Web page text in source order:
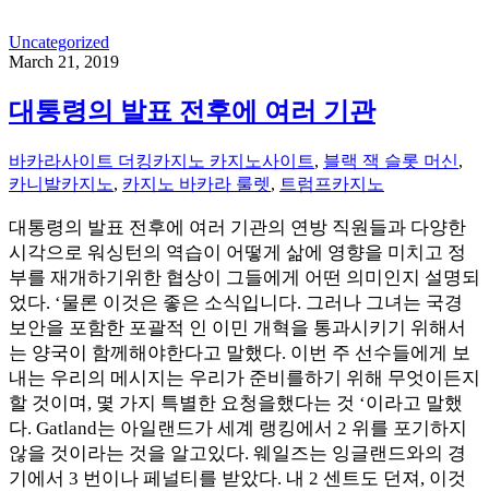
Uncategorized
March 21, 2019
대통령의 발표 전후에 여러 기관
바카라사이트 더킹카지노 카지노사이트, 블랙 잭 슬롯 머신,
카니발카지노, 카지노 바카라 룰렛, 트럼프카지노
대통령의 발표 전후에 여러 기관의 연방 직원들과 다양한
시각으로 워싱턴의 역습이 어떻게 삶에 영향을 미치고 정
부를 재개하기위한 협상이 그들에게 어떤 의미인지 설명되
었다. ‘물론 이것은 좋은 소식입니다. 그러나 그녀는 국경
보안을 포함한 포괄적 인 이민 개혁을 통과시키기 위해서
는 양국이 함께해야한다고 말했다. 이번 주 선수들에게 보
내는 우리의 메시지는 우리가 준비를하기 위해 무엇이든지
할 것이며, 몇 가지 특별한 요청을했다는 것 ‘이라고 말했
다. Gatland는 아일랜드가 세계 랭킹에서 2 위를 포기하지
않을 것이라는 것을 알고있다. 웨일즈는 잉글랜드와의 경
기에서 3 번이나 페널티를 받았다. 내 2 센트도 던져, 이것